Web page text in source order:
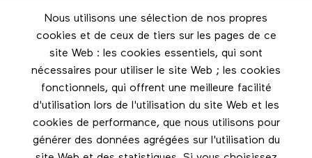
Nous utilisons une sélection de nos propres
cookies et de ceux de tiers sur les pages de ce
site Web : les cookies essentiels, qui sont
nécessaires pour utiliser le site Web ; les cookies
fonctionnels, qui offrent une meilleure facilité
d'utilisation lors de l'utilisation du site Web et les
cookies de performance, que nous utilisons pour
générer des données agrégées sur l'utilisation du
Infolettre
Restez en contact grâce à l'infolettre
Footer menu
Les éditions Esse
Instagram